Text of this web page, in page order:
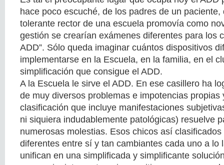
hace poco escuché, de los padres de un paciente,
tolerante rector de una escuela promovía como
gestión se crearían exámenes diferentes para los
ADD”. Sólo queda imaginar cuántos dispositivos
implementarse en la Escuela, en la familia, en el
simplificación que consigue el ADD.
A la Escuela le sirve el ADD. En ese casillero ha
de muy diversos problemas e impotencias propias
clasificación que incluye manifestaciones
ni siquiera indudablemente patológicas) resuelve
numerosas molestias. Esos chicos así
diferentes entre sí y tan cambiantes cada uno a lo
unifican en una simplificada y simplificante